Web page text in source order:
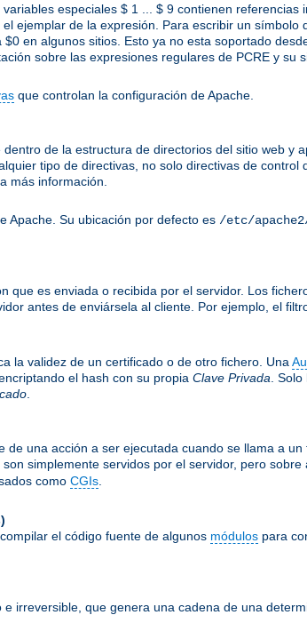
especiales $ 1 ... $ 9 contienen
ejemplar de la expresión. Para escribir un
en algunos sitios. Esto ya no esta soportado
sobre las expresiones regulares de PCRE y su
que controlan la configuración de Apache.
dentro de la estructura de directorios del sitio web y
tipo de directivas, no solo directivas de control
más información.
Apache. Su ubicación por defecto es /etc/
que es enviada o recibida por el servidor. Los
antes de enviársela al cliente. Por ejemplo, el
la validez de un certificado o de otro fichero. Una
encriptando el hash con su propia Clave Privada .
de una acción a ser ejecutada cuando se llama a
simplemente servidos por el servidor, pero
como CGIs
el código fuente de algunos módulos para
irreversible, que genera una cadena de una